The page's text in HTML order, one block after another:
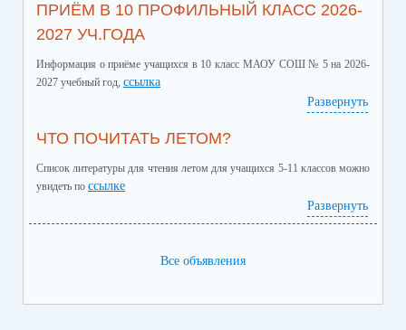
ПРИЁМ В 10 ПРОФИЛЬНЫЙ КЛАСС 2026-
2027 УЧ.ГОДА
Информация о приёме учащихся в 10 класс МАОУ СОШ № 5 на 2026-
2027 учебный год, ссылка
Развернуть
ЧТО ПОЧИТАТЬ ЛЕТОМ?
Список литературы для чтения летом для учащихся 5-11 классов можно
увидеть по ссылке
Развернуть
Все объявления